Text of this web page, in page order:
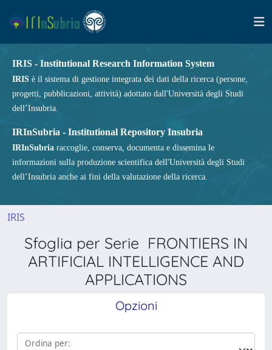
IRIS - Institutional Research Information System
IRIS è il sistema di gestione integrata dei dati della ricerca (persone,
progetti, pubblicazioni, attività) adottato dall'Università degli Studi
dell’Insubria.
IRInSubria - Institutional Repository Insubria
IRInSubria raccoglie, conserva, documenta e dissemina le
informazioni sulla produzione scientifica dell'Università degli Studi
dell’Insubria anche ai fini della valutazione della ricerca.
IRIS
Sfoglia per Serie FRONTIERS IN
ARTIFICIAL INTELLIGENCE AND
APPLICATIONS
Opzioni
Ordina per: